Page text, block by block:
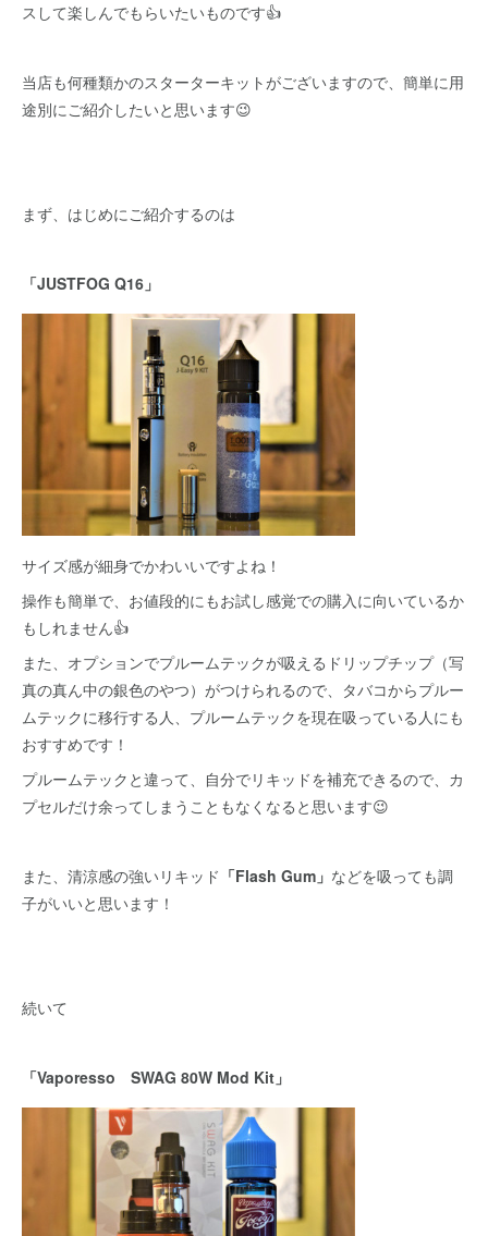
スして楽しんでもらいたいものです👍
当店も何種類かのスターターキットがございますので、簡単に用
途別にご紹介したいと思います😉
まず、はじめにご紹介するのは
「JUSTFOG Q16」
サイズ感が細身でかわいいですよね！
操作も簡単で、お値段的にもお試し感覚での購入に向いているか
もしれません👍
また、オプションでプルームテックが吸えるドリップチップ（写
真の真ん中の銀色のやつ）がつけられるので、タバコからプルー
ムテックに移行する人、プルームテックを現在吸っている人にも
おすすめです！
プルームテックと違って、自分でリキッドを補充できるので、カ
プセルだけ余ってしまうこともなくなると思います😉
また、清涼感の強いリキッド 「Flash Gum」 などを吸っても調
子がいいと思います！
続いて
「Vaporesso SWAG 80W Mod Kit」